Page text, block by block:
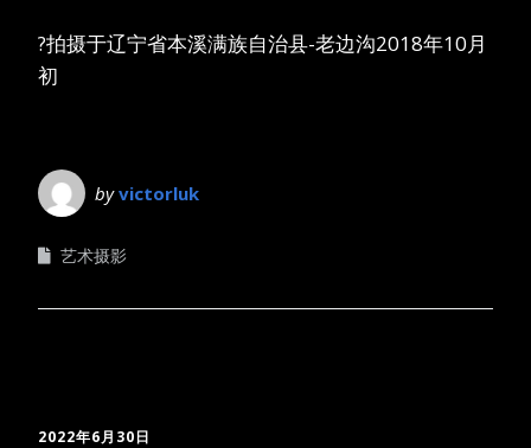
?拍摄于辽宁省本溪满族自治县-老边沟2018年10月
初
byvictorluk
艺术摄影
2022年6月30日